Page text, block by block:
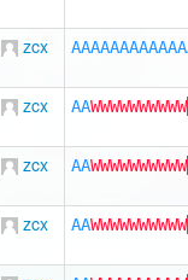
zcx AAAAAAAAAAAA
zcx AAWWWWWWWWWW
zcx AAWWWWWWWWWW
zcx AAWWWWWWWWWW